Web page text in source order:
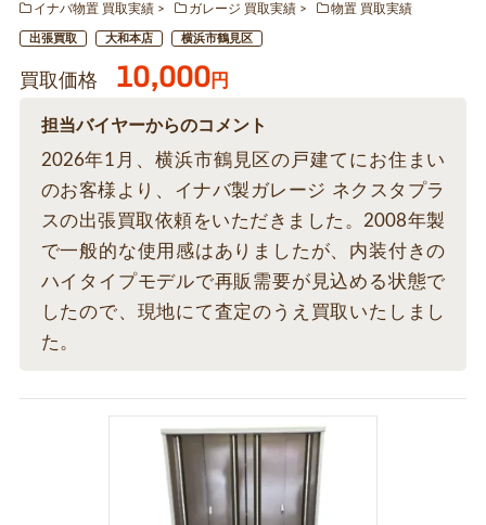
イナバ物置 買取実績
ガレージ 買取実績 物置 買取実績
出張買取 大和本店 横浜市鶴見区
買取価格 10,000円
担当バイヤーからのコメント
2026年1月、横浜市鶴見区の戸建てにお住まい
のお客様より、イナバ製ガレージ ネクスタプラ
スの出張買取依頼をいただきました。2008年製
で一般的な使用感はありましたが、内装付きの
ハイタイプモデルで再販需要が見込める状態で
したので、現地にて査定のうえ買取いたしまし
た。